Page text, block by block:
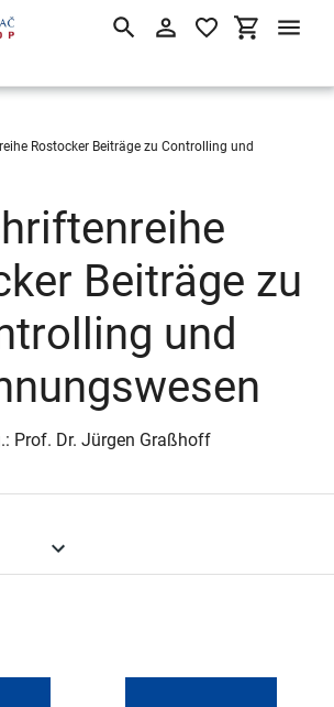
SuchenEinloggen
Rostocker Beiträge zu Controlling und
Beiträge zu
und
Prof. Dr. Jürgen Graßhoff